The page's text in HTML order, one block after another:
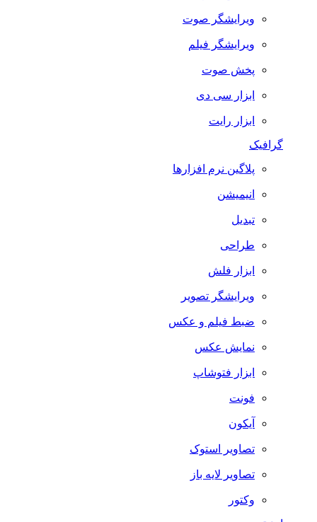
ویرایشگر صوت
ویرایشگر فیلم
پخش صوت
ابزار سی دی
ابزار رایت
گرافیک
پلاگین نرم افزارها
انیمیشن
تبدیل
طراحی
ابزار فلش
ویرایشگر تصویر
ضبط فيلم و عكس
نمایش عکس
ابزار فتوشاپ
فونت
آیکون
تصاویر استوک
تصاویر لایه باز
وکتور